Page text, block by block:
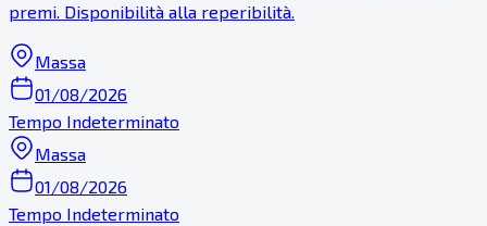
premi. Disponibilità alla reperibilità.
Massa
01/08/2026
Tempo Indeterminato
Massa
01/08/2026
Tempo Indeterminato